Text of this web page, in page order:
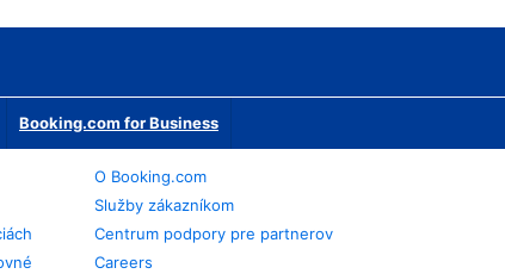
Booking.com for Business
O Booking.com
Služby zákazníkom
Centrum podpory pre partnerov
Careers